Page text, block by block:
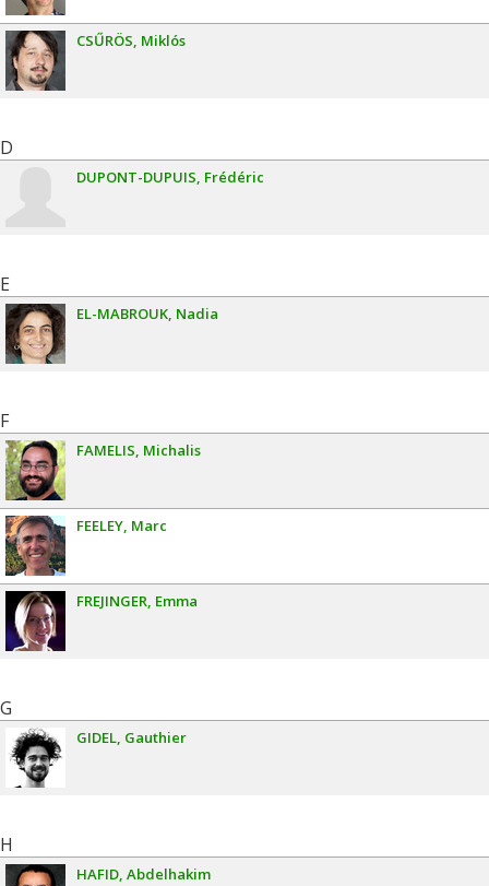
CSŰRÖS Miklós
D
DUPONT-DUPUIS Frédéric
E
EL-MABROUK Nadia
F
FAMELIS Michalis
FEELEY Marc
FREJINGER Emma
G
GIDEL Gauthier
H
HAFID Abdelhakim